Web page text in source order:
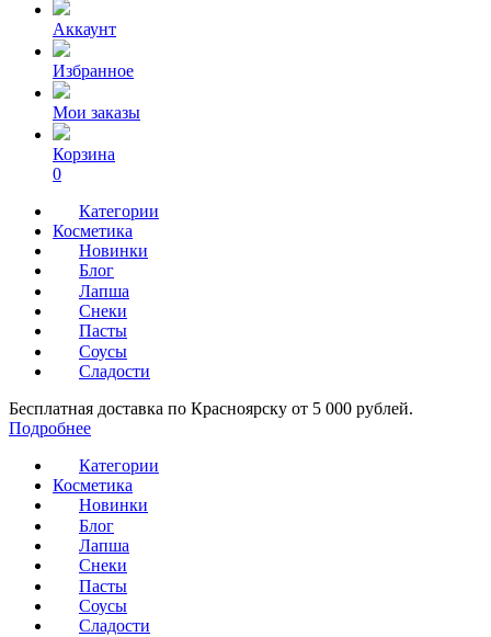
Аккаунт
Избранное
Мои заказы
Корзина
0
Категории
Косметика
Новинки
Блог
Лапша
Снеки
Пасты
Соусы
Сладости
Бесплатная доставка по Красноярску от 5 000 рублей.
Подробнее
Категории
Косметика
Новинки
Блог
Лапша
Снеки
Пасты
Соусы
Сладости